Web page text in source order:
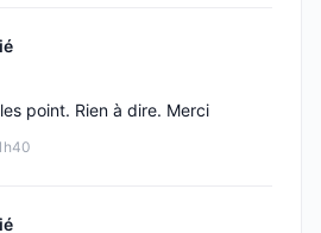
point. Rien à dire. Merci